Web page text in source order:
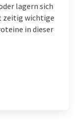
lagern sich
zeitig wichtige
in dieser